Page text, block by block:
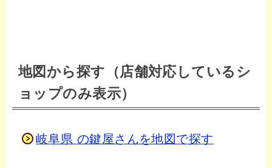
地図から探す（店舗対応しているシ
ョップのみ表示）
岐阜県 の鍵屋さんを地図で探す